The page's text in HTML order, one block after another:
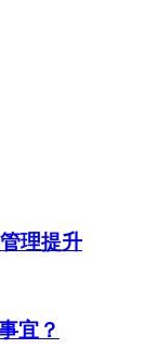
理提升
宜？